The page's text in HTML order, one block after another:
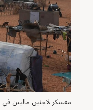
معسكر لاجئين ماليين في